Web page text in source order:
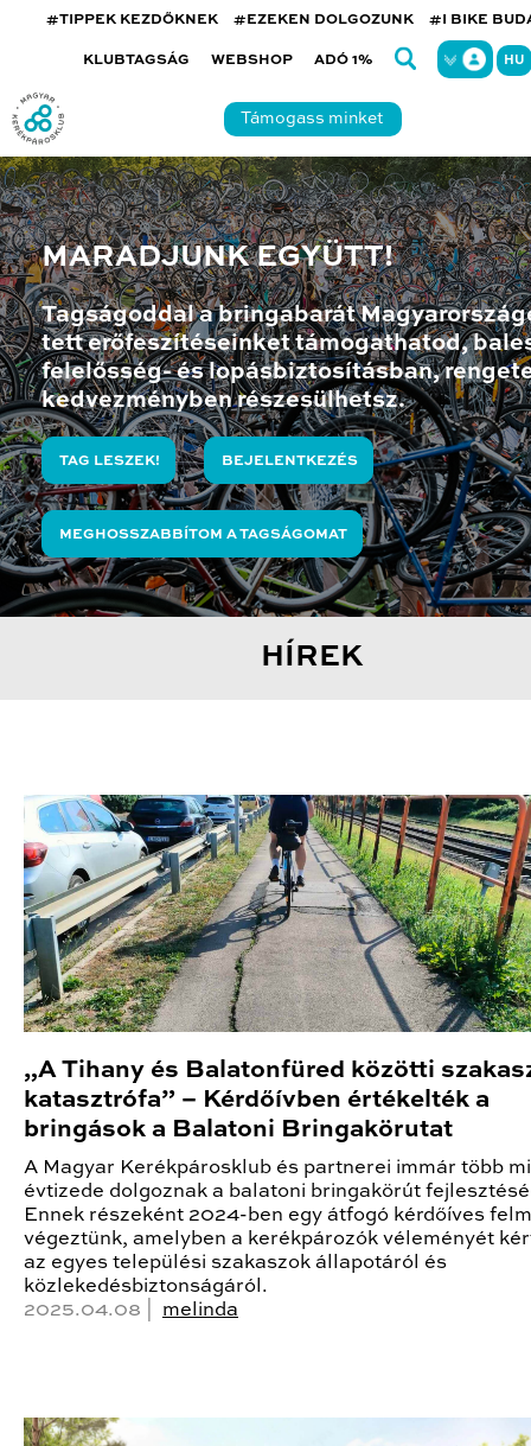
#TIPPEK KEZDŐKNEK #EZEKEN DOLGOZUNK #I BIKE
KLUBTAGSÁG WEBSHOP ADÓ 1% HU
Támogass minket
MARADJUNK EGYÜTT!
Tagságoddal a bringabarát
tett erőfeszítéseinket támogathatod,
felelősség- és lopásbiztosításban,
kedvezményben részesülhetsz.
TAG LESZEK! BEJELENTKEZÉS
MEGHOSSZABBÍTOM A TAGSÁGOMAT
HÍREK
„A Tihany és Balatonfüred közötti
katasztrófa” – Kérdőívben értékelték a
bringások a Balatoni Bringakörutat
A Magyar Kerékpárosklub és partnerei immár több
évtizede dolgoznak a balatoni bringakörút
Ennek részeként 2024-ben egy átfogó kérdőíves
végeztünk, amelyben a kerékpározók véleményét
az egyes települési szakaszok állapotáról és
közlekedésbiztonságáról.
2025.04.08 | melinda